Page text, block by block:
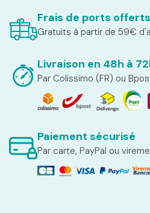
Frais de ports offerts
Gratuits à partir de 59€
Livraison en 48h à
Par Colissimo (FR) ou
Paiement sécurisé
Par carte, PayPal ou